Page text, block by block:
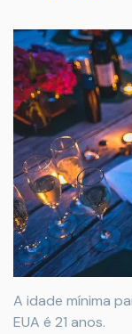
A idade mínima
EUA é 21 anos.